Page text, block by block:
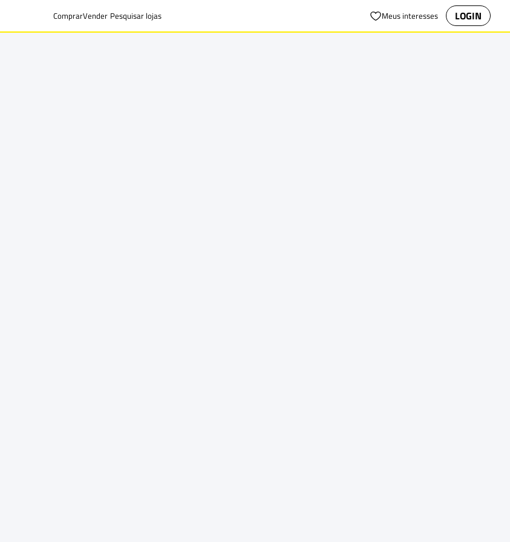
ComprarVender Pesquisar lojas Meus interesses LOGIN